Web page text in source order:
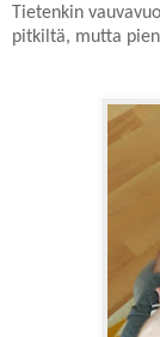
Tietenkin
pitkiltä, mutta